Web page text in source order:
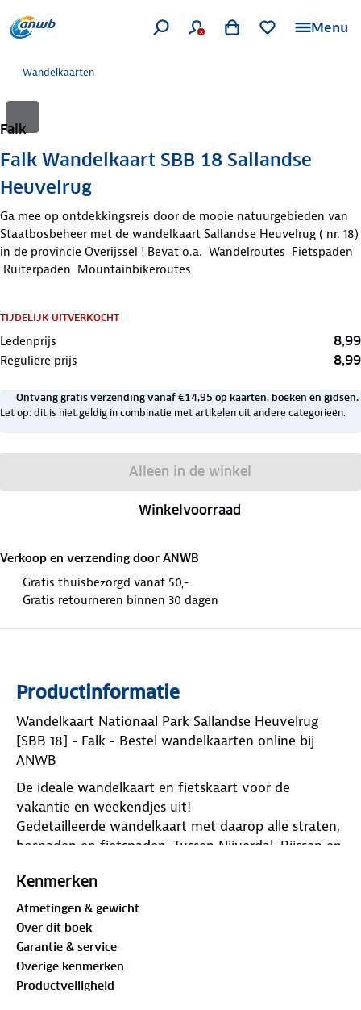
Menu
Wandelkaarten
Falk
Falk Wandelkaart SBB 18 Sallandse
Heuvelrug
Ga mee op ontdekkingsreis door de mooie natuurgebieden van
Staatbosbeheer met de wandelkaart Sallandse Heuvelrug ( nr. 18)
in de provincie Overijssel ! Bevat o.a. Wandelroutes Fietspaden
Ruiterpaden Mountainbikeroutes
TIJDELIJK UITVERKOCHT
Ledenprijs 8,99
Reguliere prijs 8,99
Ontvang gratis verzending vanaf €14,95 op kaarten, boeken en gidsen.
Let op: dit is niet geldig in combinatie met artikelen uit andere categorieën.
Alleen in de winkel
Winkelvoorraad
Verkoop en verzending door ANWB
Gratis thuisbezorgd vanaf 50,-
Gratis retourneren binnen 30 dagen
Productinformatie
Wandelkaart Nationaal Park Sallandse Heuvelrug
[SBB 18] - Falk - Bestel wandelkaarten online bij
ANWB
De ideale wandelkaart en fietskaart voor de
vakantie en weekendjes uit!
Gedetailleerde wandelkaart met daarop alle straten,
bospaden en fietspaden. Tussen Nijverdal, Rijssen en
Bevat 29 gemarkeerde wandelroutes van 1.9 tot 13
km
Inclusief uitgebreide toeristische legenda.
Kenmerken
Afmetingen & gewicht
Over dit boek
Garantie & service
Overige kenmerken
Productveiligheid